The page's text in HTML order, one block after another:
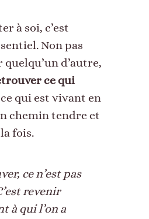
à soi, c’est
Non pas
d’autre,
ce qui
qui est vivant en
chemin tendre et
fois.
ce n’est pas
revenir
à qui l’on a